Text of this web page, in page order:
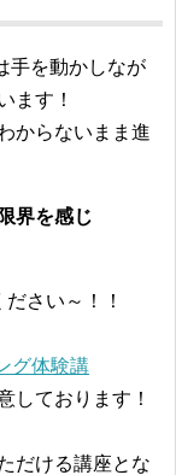
手を動かしなが
ます！
からないまま進
界を感じ
さい～！！
グ体験講
しております！
だける講座とな